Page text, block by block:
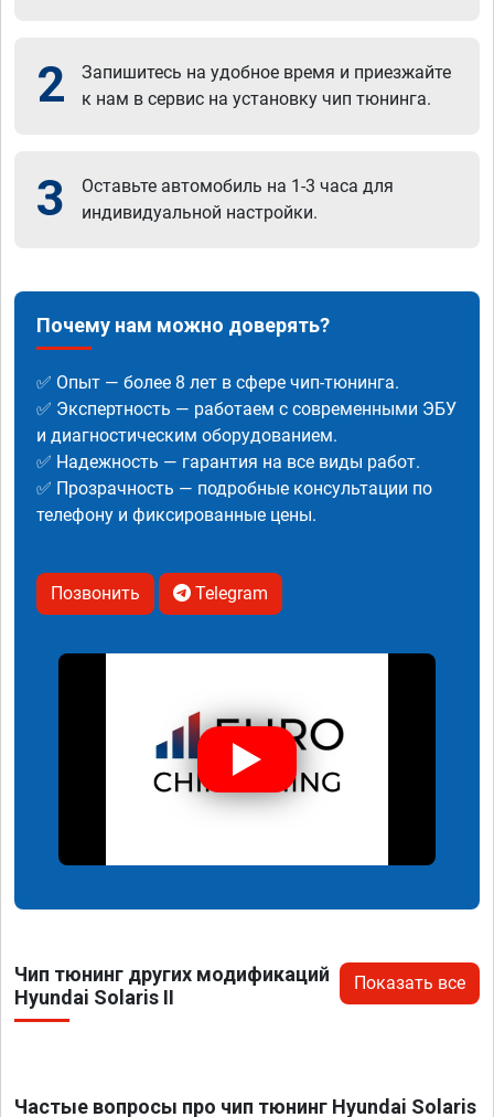
2
Запишитесь на удобное время и приезжайте
к нам в сервис на установку чип тюнинга.
3
Оставьте автомобиль на 1-3 часа для
индивидуальной настройки.
Почему нам можно доверять?
✅ Опыт — более 8 лет в сфере чип-тюнинга.
✅ Экспертность — работаем с современными ЭБУ
и диагностическим оборудованием.
✅ Надежность — гарантия на все виды работ.
✅ Прозрачность — подробные консультации по
телефону и фиксированные цены.
Позвонить Telegram
Чип тюнинг других модификаций
Hyundai Solaris II
Показать все
Частые вопросы про чип тюнинг Hyundai Solaris